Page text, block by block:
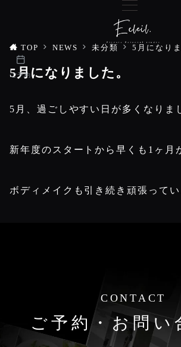
ご予約
TOP NEWS 未分類 5月になりま
5月になりました。
5月、過ごしやすい日が多くなりま
新年度のスタートから早くも1ヶ月
ボディメイクも引き続き頑張ってい
CONTACT
ご予約・お問い